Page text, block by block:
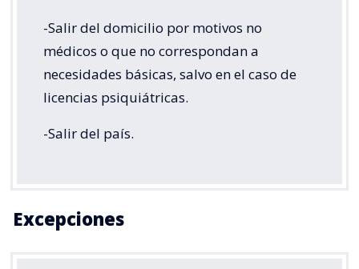
-Salir del domicilio por motivos no
médicos o que no correspondan a
necesidades básicas, salvo en el caso de
licencias psiquiátricas.
-Salir del país.
Excepciones